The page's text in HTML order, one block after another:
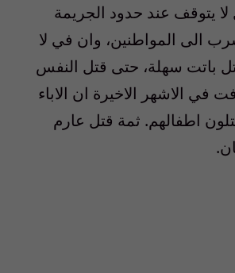
يتوقف عند حدود الجريمة
الى المواطنين، وان في لا
باتت سهلة، حتى قتل النفس
في الاشهر الاخيرة ان الاباء
اطفالهم. ثمة قتل عارم